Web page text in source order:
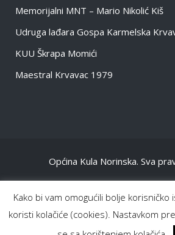
Memorijalni MNT – Mario Nikolić Kiš
Udruga lađara Gospa Karmelska
KUU Škrapa Momići
Maestral Krvavac 1979
Općina Kula Norinska. Sva
NASLOVNA
OPĆENITO
INFORMACIJE
Kako bi vam omogućili bolje korisničko
koristi kolačiće (cookies). Nastavkom